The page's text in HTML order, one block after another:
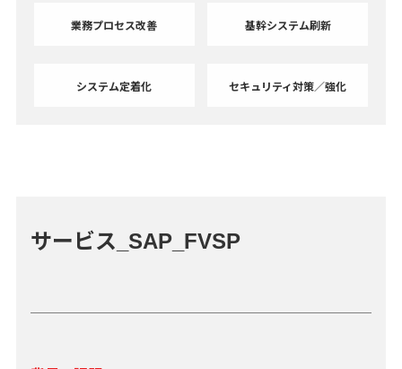
業務プロセス改善 基幹システム刷新
システム定着化 セキュリティ対策／強化
サービス_SAP_FVSP